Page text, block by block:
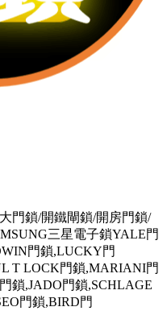
門鎖/開鐵閘鎖/開房門鎖/
三星電子鎖YALE門
門鎖,LUCKY門
T LOCK門鎖,MARIANI門
鎖,JADO門鎖,SCHLAGE
門鎖,BIRD門